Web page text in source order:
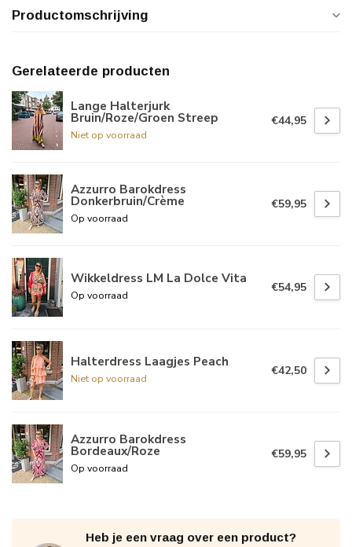
Productomschrijving
Gerelateerde producten
Lange Halterjurk
Bruin/Roze/Groen Streep
Niet op voorraad
€44,95
Azzurro Barokdress
Donkerbruin/Crème
Op voorraad
€59,95
Wikkeldress LM La Dolce Vita
Op voorraad
€54,95
Halterdress Laagjes Peach
Niet op voorraad
€42,50
Azzurro Barokdress
Bordeaux/Roze
Op voorraad
€59,95
Heb je een vraag over een product?